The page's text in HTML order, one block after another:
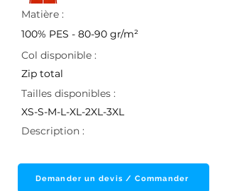
Matière :
100% PES - 80-90 gr/m²
Col disponible :
Zip total
Tailles disponibles :
XS-S-M-L-XL-2XL-3XL
Description :
Demander un devis / Commander